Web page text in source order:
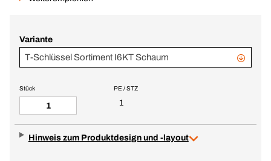
Variante
T-Schlüssel Sortiment I6KT Schaum
PE / STZ
1
Stück
Hinweis zum Produktdesign und -layout